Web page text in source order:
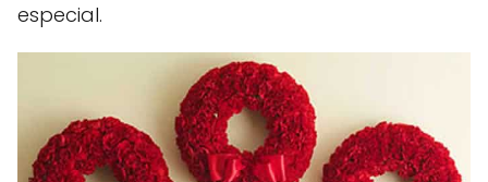
especial.